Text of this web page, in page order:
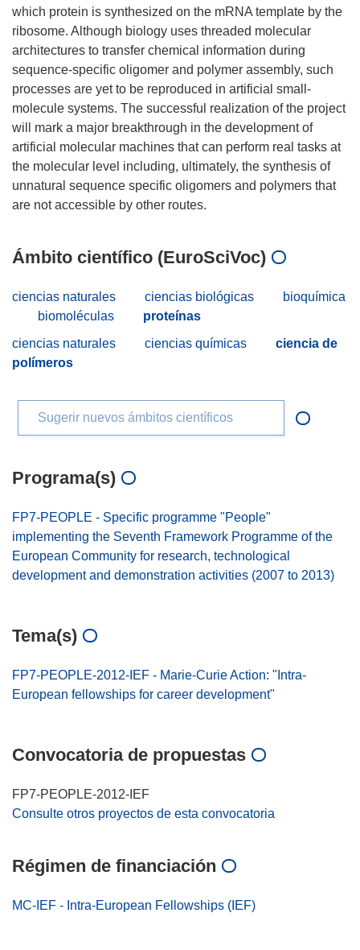
which protein is synthesized on the mRNA template by the
ribosome. Although biology uses threaded molecular
architectures to transfer chemical information during
sequence-specific oligomer and polymer assembly, such
processes are yet to be reproduced in artificial small-
molecule systems. The successful realization of the project
will mark a major breakthrough in the development of
artificial molecular machines that can perform real tasks at
the molecular level including, ultimately, the synthesis of
unnatural sequence specific oligomers and polymers that
Ámbito científico (EuroSciVoc)
ciencias naturales ciencias biológicas
bioquímica
biomoléculas
proteínas
ciencias naturales
ciencias químicas
ciencia de
polímeros
Sugerir nuevos ámbitos científicos
Programa(s)
FP7-PEOPLE - Specific programme "People"
implementing the Seventh Framework Programme of the
European Community for research, technological
development and demonstration activities (2007 to 2013)
Tema(s)
FP7-PEOPLE-2012-IEF - Marie-Curie Action: "Intra-
European fellowships for career development"
Convocatoria de propuestas
FP7-PEOPLE-2012-IEF
Consulte otros proyectos de esta convocatoria
Régimen de financiación
MC-IEF - Intra-European Fellowships (IEF)